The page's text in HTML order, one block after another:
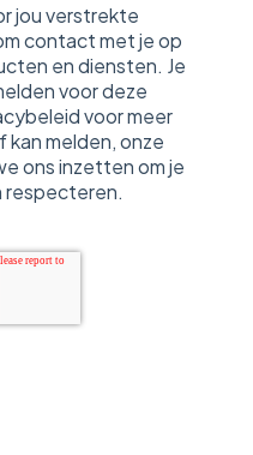
jou verstrekte
contact met je op
en diensten. Je
voor deze
voor meer
kan melden, onze
ons inzetten om je
respecteren.